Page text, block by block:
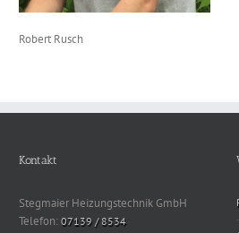
Robert Rusch
Kontakt
Stegmaier Heizungstechnik GmbH
Telefon: 07139 / 8534